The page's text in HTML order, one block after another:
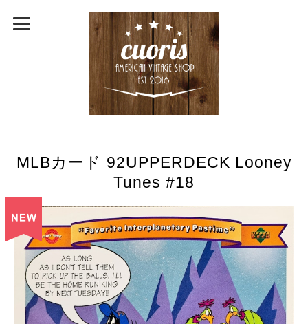
MLBカード 92UPPERDECK Looney
Tunes #18